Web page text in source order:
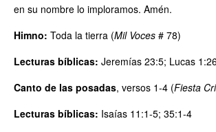
en su nombre lo imploramos. Amén.
Himno: Toda la tierra (Mil Voces # 78)
Lecturas bíblicas: Jeremías 23:5; Lucas
Canto de las posadas, versos 1-4 (Fiesta
Lecturas bíblicas: Isaías 11:1-5; 35:1-4